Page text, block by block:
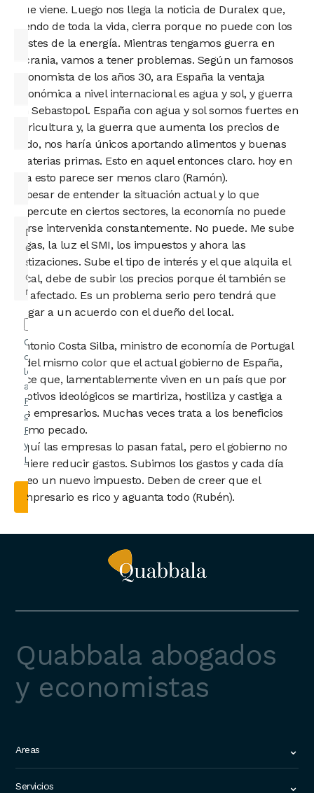
que viene. Luego nos llega la noticia de Duralex que,
siendo de toda la vida, cierra porque no puede con los
costes de la energía. Mientras tengamos guerra en
Ucrania, vamos a tener problemas. Según un famosos
economista de los años 30, ara España la ventaja
económica a nivel internacional es agua y sol, y guerra
en Sebastopol. España con agua y sol somos fuertes en
agricultura y, la guerra que aumenta los precios de
todo, nos haría únicos aportando alimentos y buenas
materias primas. Esto en aquel entonces claro. hoy en
día esto parece ser menos claro (Ramón).
A pesar de entender la situación actual y lo que
repercute en ciertos sectores, la economía no puede
verse intervenida constantemente. No puede. Me sube
elgas, la luz el SMI, los impuestos y ahora las
cotizaciones. Sube el tipo de interés y el que alquila el
local, debe de subir los precios porque él también se
ve afectado. Es un problema serio pero tendrá que
llegar a un acuerdo con el dueño del local.
Antonio Costa Silba, ministro de economía de Portugal
y del mismo color que el actual gobierno de España,
dice que, lamentablemente viven en un país que por
motivos ideológicos se martiriza, hostiliza y castiga a
los empresarios. Muchas veces trata a los beneficios
como pecado.
Aquí las empresas lo pasan fatal, pero el gobierno no
quiere reducir gastos. Subimos los gastos y cada día
creo un nuevo impuesto. Deben de creer que el
empresario es rico y aguanta todo (Rubén).
Confirmo
que he
leído y
acepto la
Política
de
Privacidad
y el Aviso
Legal
Quabbala abogados
y economistas
Areas
Servicios